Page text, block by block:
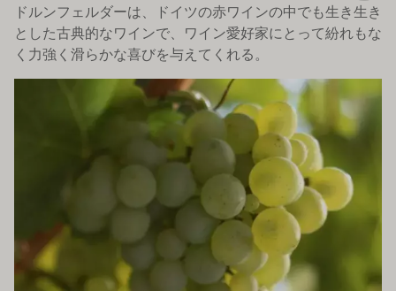
ドルンフェルダーは、ドイツの赤ワインの中でも生き生き
とした古典的なワインで、ワイン愛好家にとって紛れもな
く力強く滑らかな喜びを与えてくれる。